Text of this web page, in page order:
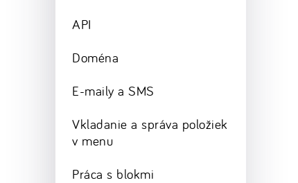
API
Doména
E-maily a SMS
Vkladanie a správa položiek
v menu
Práca s blokmi